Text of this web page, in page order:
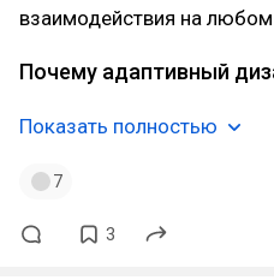
взаимодействия на
Почему адаптивный
Показать полностью
7
3